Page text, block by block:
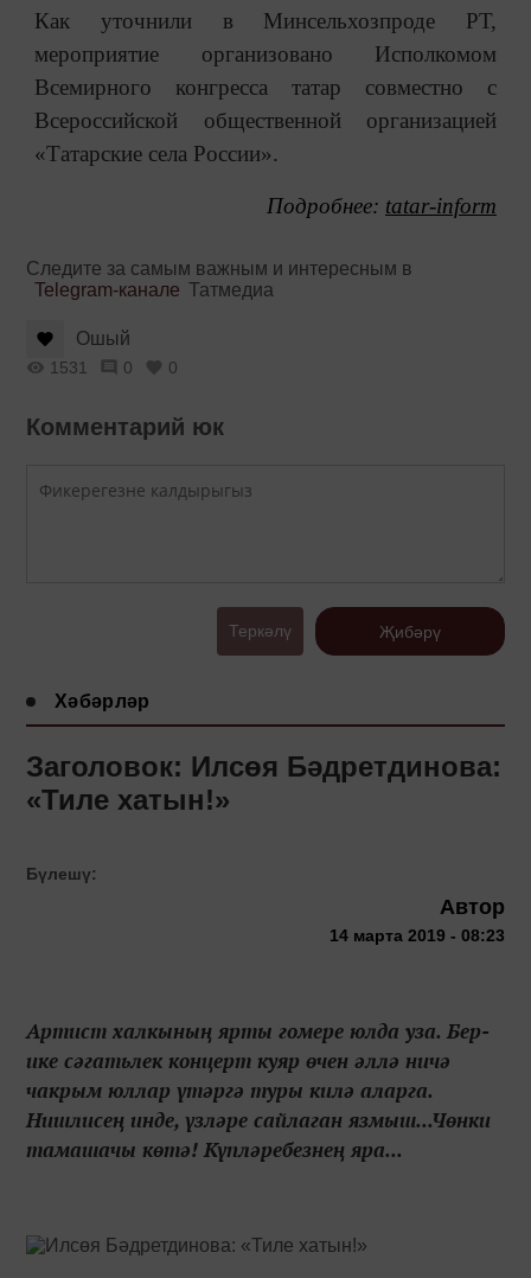
Как уточнили в Минсельхозпроде РТ,
мероприятие организовано Исполкомом
Всемирного конгресса татар совместно с
Всероссийской общественной организацией
«Татарские села России».
Подробнее: tatar-inform
Следите за самым важным и интересным в
Telegram-канале Татмедиа
Ошый
1531 0 0
Комментарий юк
Теркәлү Җибәрү
Хәбәрләр
Заголовок: Илсөя Бәдретдинова:
«Тиле хатын!»
Бүлешү:
Автор
14 марта 2019 - 08:23
Артист халкының ярты гомере юлда уза. Бер-
ике сәгатьлек концерт куяр өчен әллә ничә
чакрым юллар үтәргә туры килә аларга.
Нишлисең инде, үзләре сайлаган язмыш...Чөнки
тамашачы көтә! Күпләребезнең яра...